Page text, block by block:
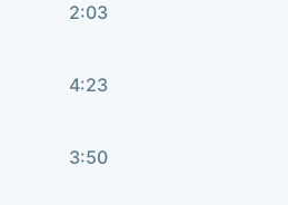
2:03
4:23
3:50